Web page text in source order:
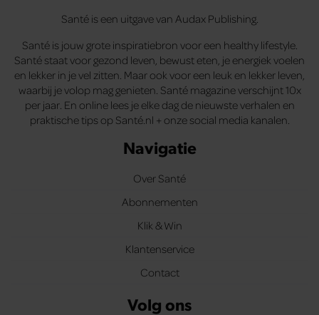
Santé is een uitgave van Audax Publishing.
Santé is jouw grote inspiratiebron voor een healthy lifestyle.
Santé staat voor gezond leven, bewust eten, je energiek voelen
en lekker in je vel zitten. Maar ook voor een leuk en lekker leven,
waarbij je volop mag genieten. Santé magazine verschijnt 10x
per jaar. En online lees je elke dag de nieuwste verhalen en
praktische tips op Santé.nl + onze social media kanalen.
Navigatie
Over Santé
Abonnementen
Klik & Win
Klantenservice
Contact
Volg ons